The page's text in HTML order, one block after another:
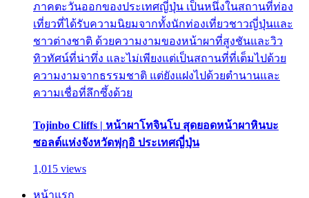
ภาคตะวันออกของประเทศญี่ปุ่น เป็นหนึ่งในสถานที่ท่อง
เที่ยวที่ได้รับความนิยมจากทั้งนักท่องเที่ยวชาวญี่ปุ่นและ
ชาวต่างชาติ ด้วยความงามของหน้าผาที่สูงชันและวิว
ทิวทัศน์ที่น่าทึ่ง และไม่เพียงแต่เป็นสถานที่ที่เต็มไปด้วย
ความงามจากธรรมชาติ แต่ยังแฝงไปด้วยตำนานและ
ความเชื่อที่ลึกซึ้งด้วย
Tojinbo Cliffs | หน้าผาโทจินโบ สุดยอดหน้าผาหินบะ
ซอลต์แห่งจังหวัดฟุกุอิ ประเทศญี่ปุ่น
1,015 views
หน้าแรก